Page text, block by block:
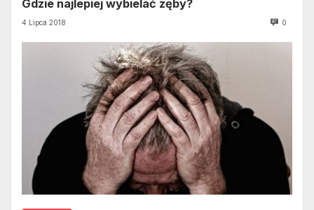
Gdzie najlepiej wybielać zęby?
4 Lipca 2018 0